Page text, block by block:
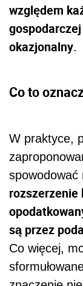
spowodować
rozszerzenie
Co więcej,
producentów,
podmiotów
osiągnięcia